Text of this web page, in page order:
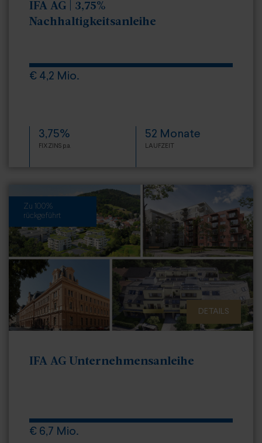
IFA AG | 3,75%
Nachhaltigkeitsanleihe
€ 4,2 Mio.
3,75%
FIXZINS p.a.
52 Monate
LAUFZEIT
Zu 100%
rückgeführt
DETAILS
IFA AG Unternehmensanleihe
€ 6,7 Mio.